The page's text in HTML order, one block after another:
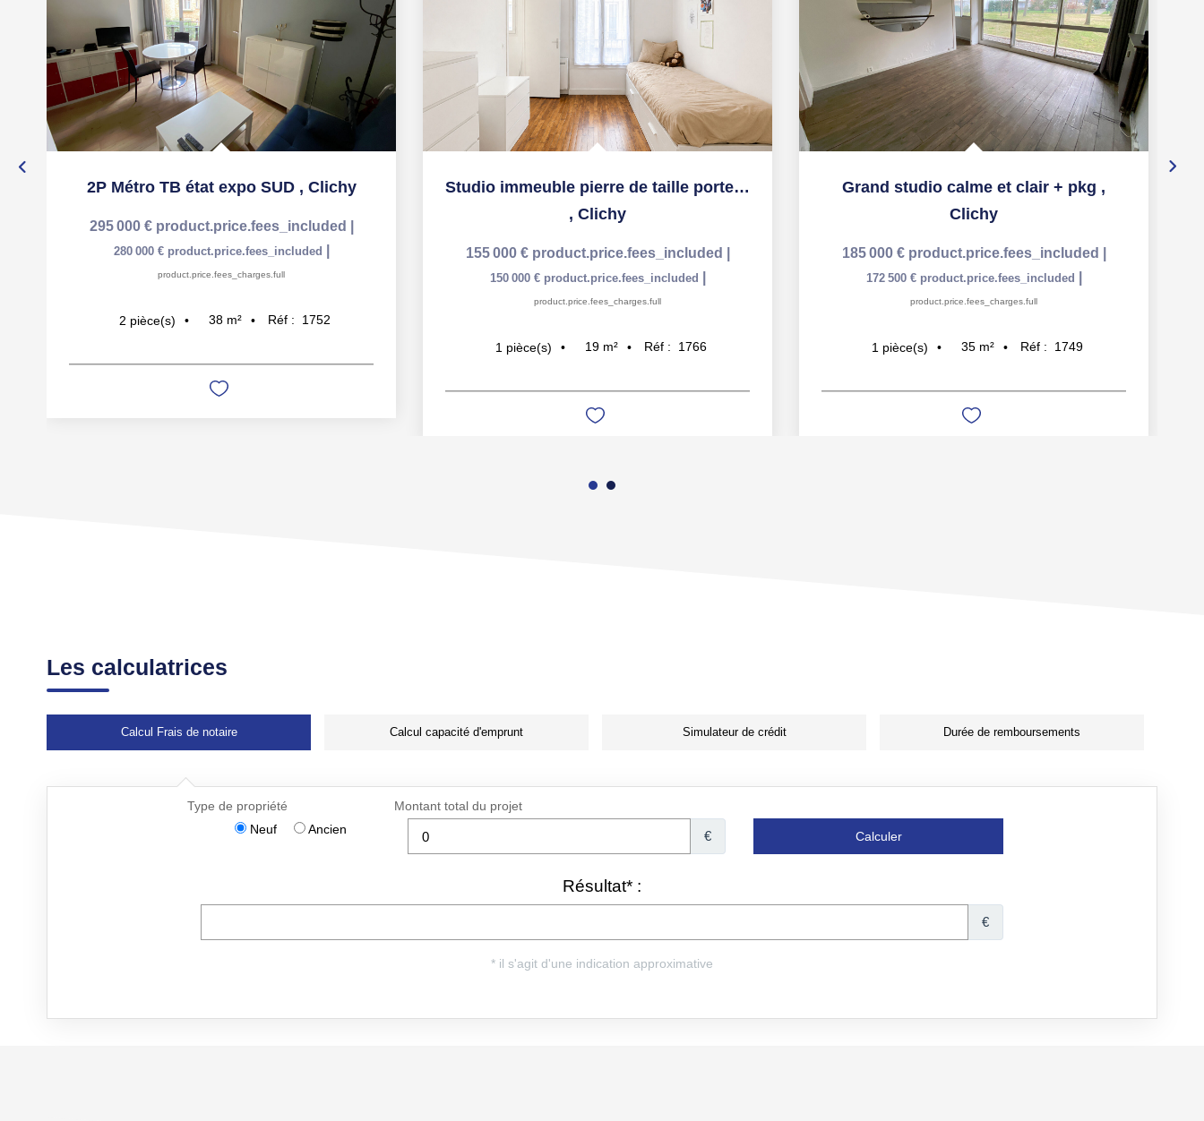
2P Métro TB état expo SUD , Clichy
295 000 € product.price.fees_included
280 000 € product.price.fees_included
product.price.fees_charges.full
2 pièce(s) 38 m² Réf : 1752
Studio immeuble pierre de taille porte de Clichy!
, Clichy
155 000 € product.price.fees_included
150 000 € product.price.fees_included
product.price.fees_charges.full
1 pièce(s) 19 m² Réf : 1766
Grand studio calme et clair + pkg ,
Clichy
185 000 € product.price.fees_included
172 500 € product.price.fees_included
product.price.fees_charges.full
1 pièce(s) 35 m² Réf : 1749
Les calculatrices
Calcul Frais de notaire Calcul capacité d'emprunt Simulateur de crédit Durée de remboursements